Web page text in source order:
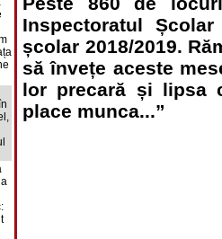
Inspectoratul
școlar 2018/2019.
să învețe aceste
lor precară și lipsa
place munca...”